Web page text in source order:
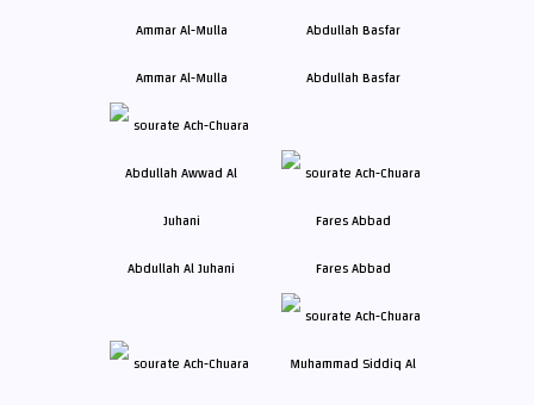
Ammar Al-Mulla Abdullah Basfar
Abdullah Al Juhani Fares Abbad